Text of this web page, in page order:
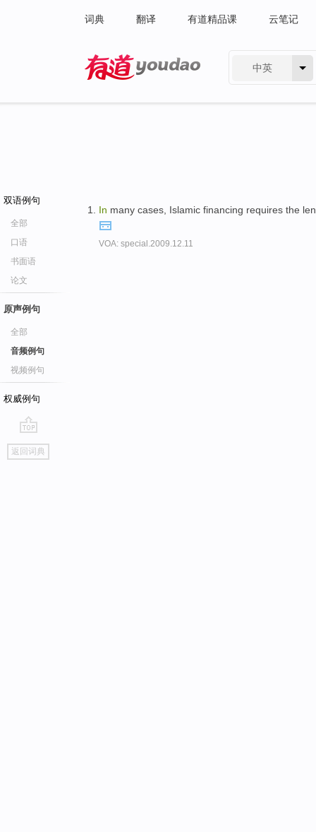
词典 翻译 有道精品课 云笔记
中英
双语例句
全部
口语
书面语
论文
原声例句
全部
音频例句
视频例句
权威例句
go
top
返回词典
In many cases, Islamic financing requires the
VOA: special.2009.12.11